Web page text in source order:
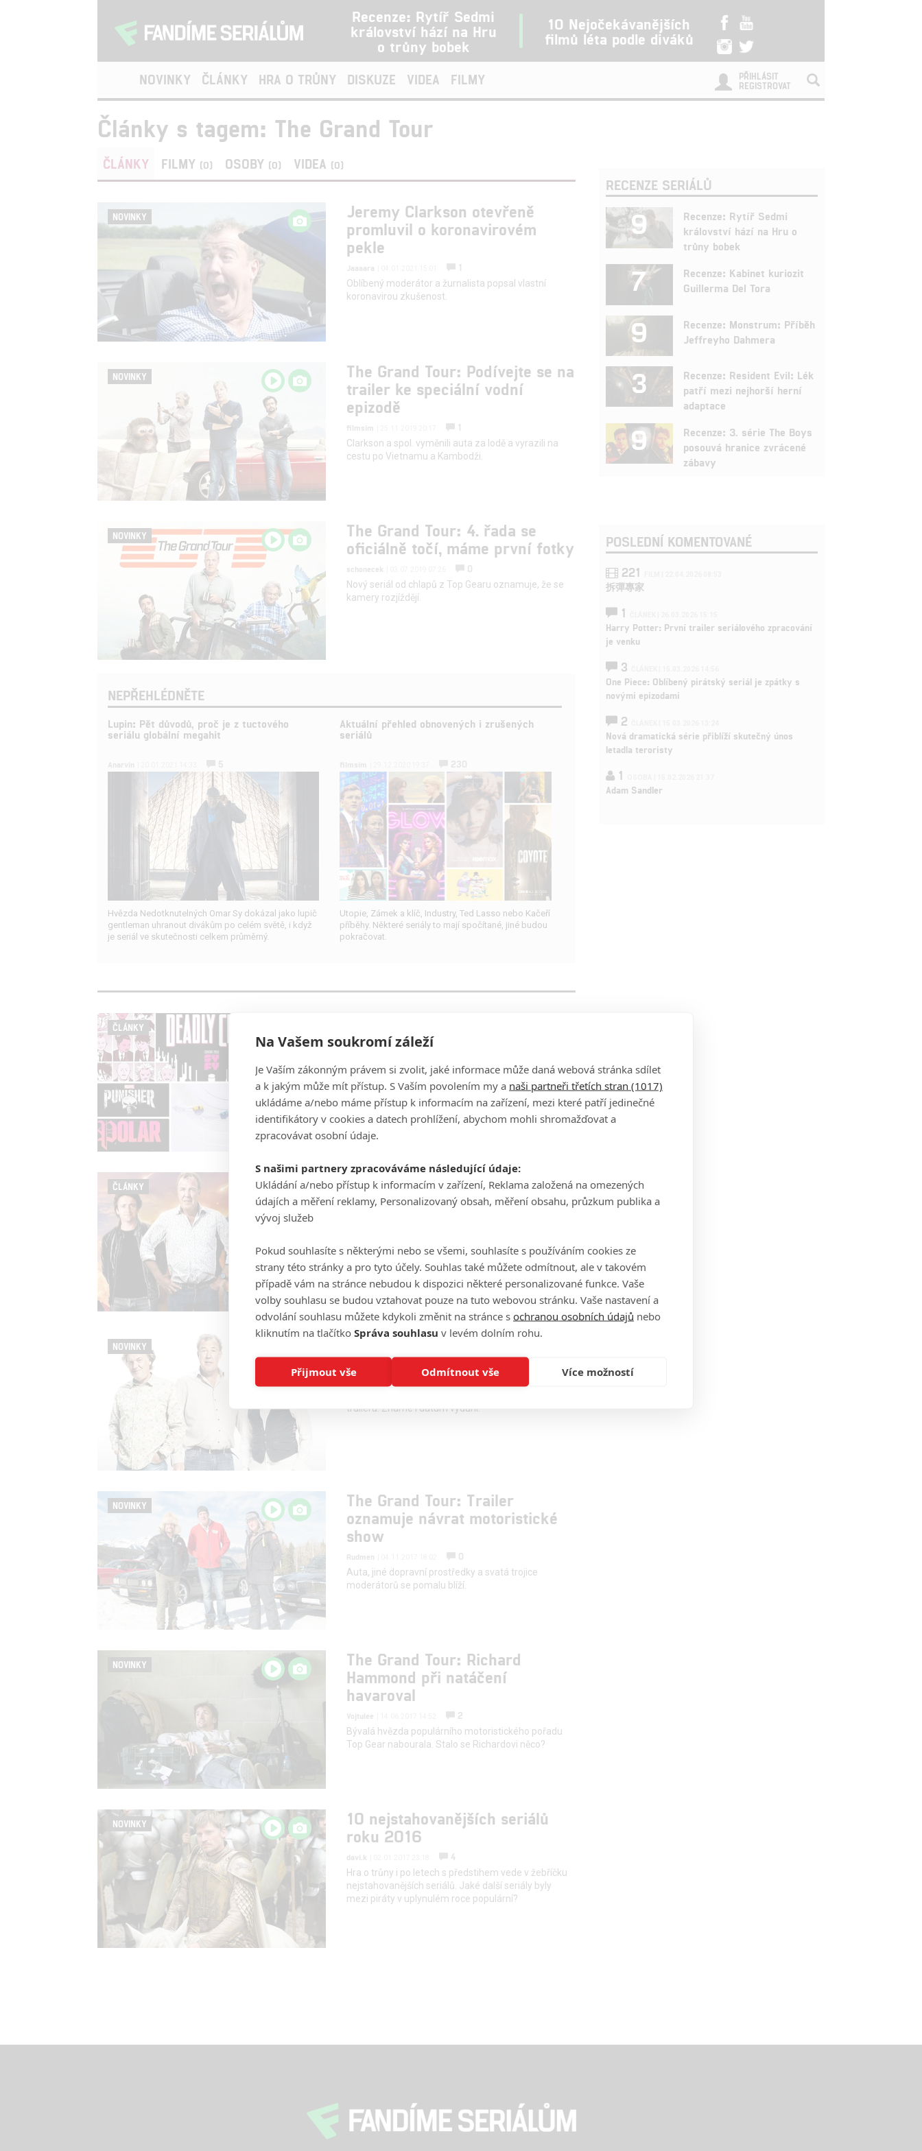
Recenze: Rytíř Sedmi
království hází na Hru
o trůny bobek
10 Nejočekávanějších
filmů léta podle diváků
NOVINKY ČLÁNKY HRA O TRŮNY DISKUZE VIDEA FILMY
PŘIHLÁSIT
REGISTROVAT
Články s tagem: The Grand Tour
ČLÁNKY FILMY (0) OSOBY (0) VIDEA (0)
NOVINKY
Jeremy Clarkson otevřeně
promluvil o koronavirovém
pekle
Jaaaara
1
Oblíbený moderátor a žurnalista popsal vlastní
koronavirou zkušenost.
NOVINKY
The Grand Tour: Podívejte se na
trailer ke speciální vodní
epizodě
filmsim
1
Clarkson a spol. vyměnili auta za lodě a vyrazili na
cestu po Vietnamu a Kambodži.
NOVINKY
The Grand Tour: 4. řada se
oficiálně točí, máme první fotky
schonecek
0
Nový seriál od chlapů z Top Gearu oznamuje, že se
kamery rozjíždějí.
NEPŘEHLÉDNĚTE
Lupin: Pět důvodů, proč je z tuctového
seriálu globální megahit
Hvězda Nedotknutelných Omar Sy dokázal jako lupič
gentleman uhranout divákům po celém světě, i když
je seriál ve skutečnosti celkem průměrný.
Aktuální přehled obnovených i zrušených
seriálů
Utopie, Zámek a klíč, Industry, Ted Lasso nebo Kačeří
příběhy. Některé seriály to mají spočítané, jiné budou
pokračovat.
ČLÁNKY
druhé poloviny ledna
Co byste si do konce ledna neměli nechat ujít?
ČLÁNKY
Top Gear: 5 zábavných historek
z natáčení
automobilového pořadu?
NOVINKY
The Grand Tour: Trailer na 3.
sérii a datum vydání
JamesVsalix
0
traileru. Známe i datum vydání.
NOVINKY
The Grand Tour: Trailer
oznamuje návrat motoristické
show
Rudmen
0
Auta, jiné dopravní prostředky a svatá trojice
moderátorů se pomalu blíží.
NOVINKY
The Grand Tour: Richard
Hammond při natáčení
havaroval
Vojtulee
2
Bývalá hvězda populárního motoristického pořadu
Top Gear nabourala. Stalo se Richardovi něco?
NOVINKY
10 nejstahovanějších seriálů
roku 2016
davi.k
4
Hra o trůny i po letech s předstihem vede v žebříčku
nejstahovanějších seriálů. Jaké další seriály byly
mezi piráty v uplynulém roce populární?
RECENZE SERIÁLŮ
9
Recenze: Rytíř Sedmi
království hází na Hru o
trůny bobek
7
Recenze: Kabinet kuriozit
Guillerma Del Tora
9
Recenze: Monstrum: Příběh
Jeffreyho Dahmera
3
Recenze: Resident Evil: Lék
patří mezi nejhorší herní
adaptace
9
Recenze: 3. série The Boys
posouvá hranice zvrácené
zábavy
POSLEDNÍ KOMENTOVANÉ
221
拆彈專家
1
Harry Potter: První trailer seriálového zpracování
je venku
3
One Piece: Oblíbený pirátský seriál je zpátky s
novými epizodami
2
Nová dramatická série přiblíží skutečný únos
letadla teroristy
1
Adam Sandler
Na Vašem soukromí záleží
Je Vaším zákonným právem si zvolit, jaké informace může daná webová stránka sdílet
a k jakým může mít přístup. S Vaším povolením my a naši partneři třetích stran (1017)
ukládáme a/nebo máme přístup k informacím na zařízení, mezi které patří jedinečné
identifikátory v cookies a datech prohlížení, abychom mohli shromažďovat a
zpracovávat osobní údaje.
S našimi partnery zpracováváme následující údaje:
Ukládání a/nebo přístup k informacím v zařízení, Reklama založená na omezených
údajích a měření reklamy, Personalizovaný obsah, měření obsahu, průzkum publika a
vývoj služeb
Pokud souhlasíte s některými nebo se všemi, souhlasíte s používáním cookies ze
strany této stránky a pro tyto účely. Souhlas také můžete odmítnout, ale v takovém
případě vám na stránce nebudou k dispozici některé personalizované funkce. Vaše
volby souhlasu se budou vztahovat pouze na tuto webovou stránku. Vaše nastavení a
odvolání souhlasu můžete kdykoli změnit na stránce s ochranou osobních údajů nebo
kliknutím na tlačítko Správa souhlasu v levém dolním rohu.
Přijmout vše Odmítnout vše Více možností